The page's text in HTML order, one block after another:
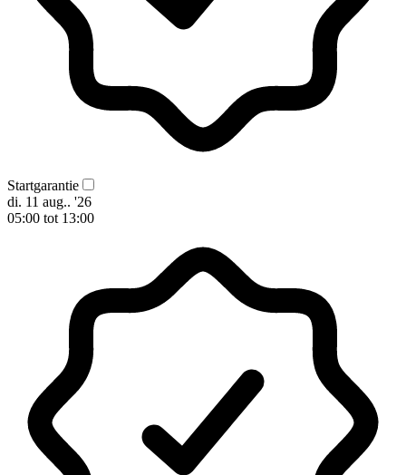
Startgarantie
di. 11 aug.. '26
05:00 tot 13:00